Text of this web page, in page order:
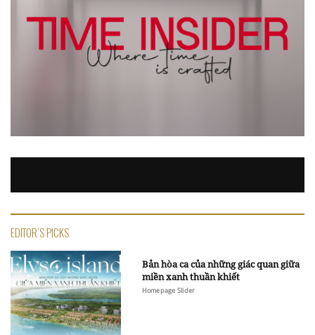
EDITOR'S PICKS
Bản hòa ca của những giác quan giữa
miền xanh thuần khiết
Homepage Slider